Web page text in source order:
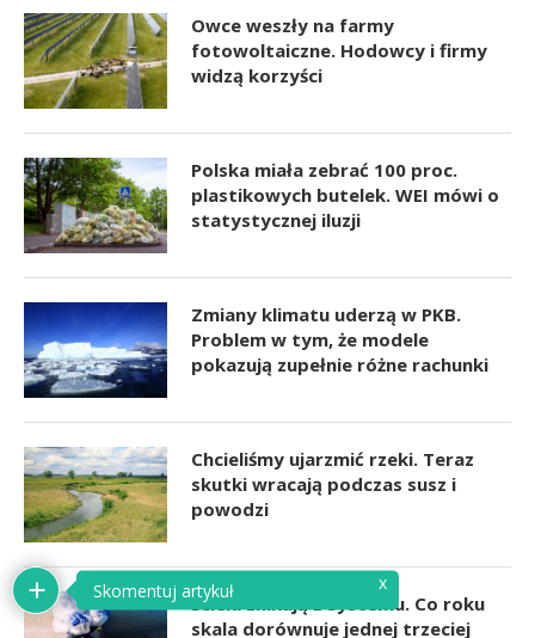
Owce weszły na farmy
fotowoltaiczne. Hodowcy i firmy
widzą korzyści
Polska miała zebrać 100 proc.
plastikowych butelek. WEI mówi o
statystycznej iluzji
Zmiany klimatu uderzą w PKB.
Problem w tym, że modele
pokazują zupełnie różne rachunki
Chcieliśmy ujarzmić rzeki. Teraz
skutki wracają podczas susz i
powodzi
Ścieki znikają z systemu. Co roku
skala dorównuje jednej trzeciej